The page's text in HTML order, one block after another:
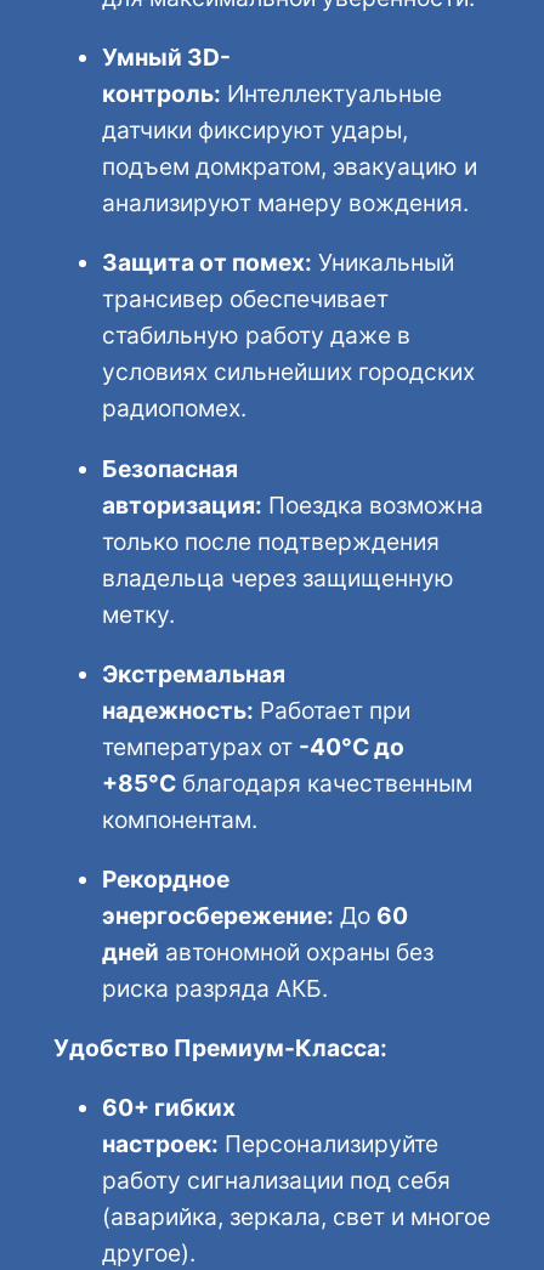
Умный 3D-
контроль: Интеллектуальные
датчики фиксируют удары,
подъем домкратом, эвакуацию и
анализируют манеру вождения.
Защита от помех: Уникальный
трансивер обеспечивает
стабильную работу даже в
условиях сильнейших городских
радиопомех.
Безопасная
авторизация: Поездка возможна
только после подтверждения
владельца через защищенную
метку.
Экстремальная
надежность: Работает при
температурах от -40°C до
+85°Cблагодаря качественным
компонентам.
Рекордное
энергосбережение: До 60
дней автономной охраны без
риска разряда АКБ.
Удобство Премиум-Класса:
60+ гибких
настроек: Персонализируйте
работу сигнализации под себя
(аварийка, зеркала, свет и многое
другое).